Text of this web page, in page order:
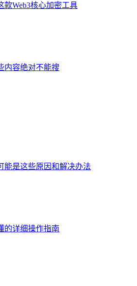
款Web3核心加密工具
内容绝对不能搜
能是这些原因和解决办法
的详细操作指南